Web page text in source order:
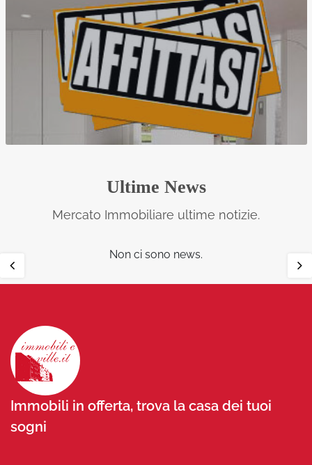
Ultime News
Mercato Immobiliare ultime notizie.
Non ci sono news.
Immobili in offerta, trova la casa dei tuoi
sogni